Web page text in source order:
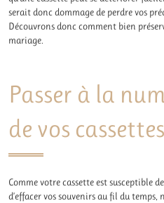
serait donc dommage de perdre vos
Découvrons donc comment bien
mariage.
Passer à la
de vos cassettes
Comme votre cassette est susceptible
d’effacer vos souvenirs au fil du temps,